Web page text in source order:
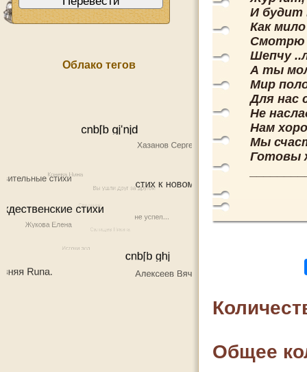
Облако тегов
И будит
Как
Смотрю
Шепчу
А ты
Мир
Для нас
Не
Нам
Мы
Готовы
Общее